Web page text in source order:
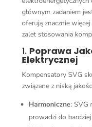
głównym zadaniem
oferują znacznie
zalet stosowania
1. Poprawa
Elektrycznej
Kompensatory SVG
związane z niską
Harmoniczne: SVG
prowadzi do